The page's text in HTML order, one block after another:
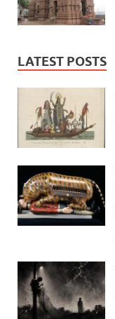
LATEST POSTS